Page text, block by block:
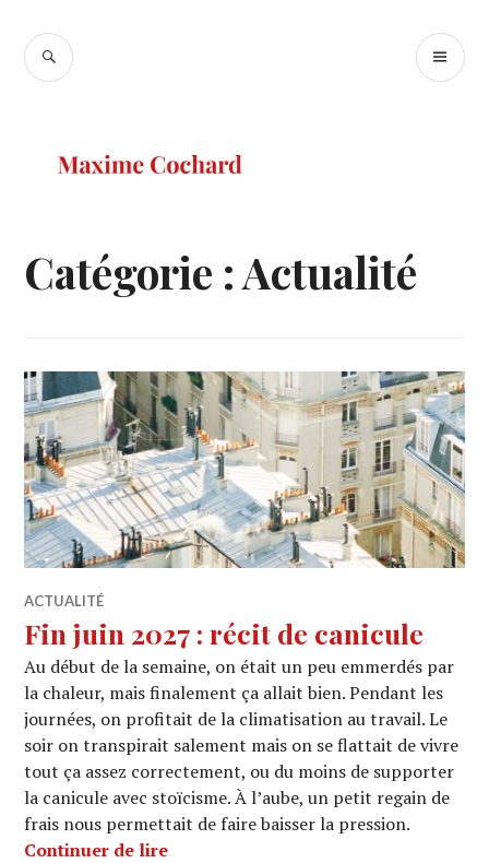
contenu
RECHERCHE
Catégorie :Actualité
ACTUALITÉ
Fin juin 2027 : récit de canicule
Au début de la semaine, on était un peu emmerdés par
la chaleur, mais finalement ça allait bien. Pendant les
journées, on profitait de la climatisation au travail. Le
soir on transpirait salement mais on se flattait de vivre
tout ça assez correctement, ou du moins de supporter
la canicule avec stoïcisme. À l’aube, un petit regain de
frais nous permettait de faire baisser la pression.
Continuer de lireFin juin 2027 : récit de canicule